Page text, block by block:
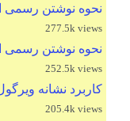
نحوه نوشتن رسمی
277.5k views
نحوه نوشتن رسمی
252.5k views
کاربرد نشانه
205.4k views